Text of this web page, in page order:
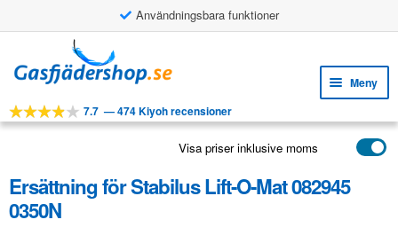
Användningsbara funktioner
till
navigering
till
innehåll
Meny
VERKTYG
APPLIKATIONER
KUNDSERVICE
7.7 —474 Kiyoh recensioner
Visa priser inklusive moms
Ersättning för Stabilus Lift-O-Mat 082945
0350N